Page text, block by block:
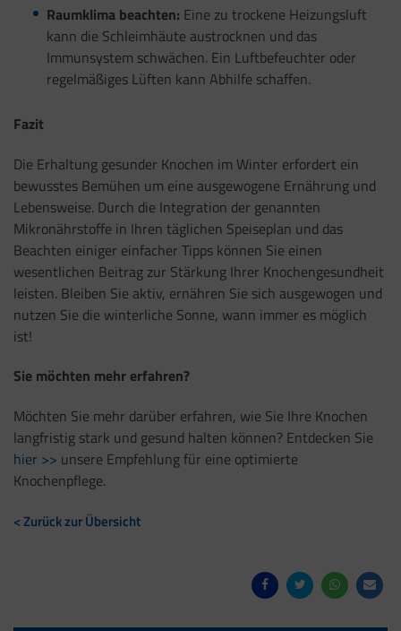
Raumklima beachten: Eine zu trockene Heizungsluft
kann die Schleimhäute austrocknen und das
Immunsystem schwächen. Ein Luftbefeuchter oder
regelmäßiges Lüften kann Abhilfe schaffen.
Fazit
Die Erhaltung gesunder Knochen im Winter erfordert ein
bewusstes Bemühen um eine ausgewogene Ernährung und
Lebensweise. Durch die Integration der genannten
Mikronährstoffe in Ihren täglichen Speiseplan und das
Beachten einiger einfacher Tipps können Sie einen
wesentlichen Beitrag zur Stärkung Ihrer Knochengesundheit
leisten. Bleiben Sie aktiv, ernähren Sie sich ausgewogen und
nutzen Sie die winterliche Sonne, wann immer es möglich
ist!
Sie möchten mehr erfahren?
Möchten Sie mehr darüber erfahren, wie Sie Ihre Knochen
langfristig stark und gesund halten können? Entdecken Sie
hier >> unsere Empfehlung für eine optimierte
Knochenpflege.
< Zurück zur Übersicht